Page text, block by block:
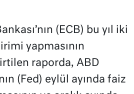
(ECB) bu yıl iki
yapmasının
raporda, ABD
(Fed) eylül ayında faiz